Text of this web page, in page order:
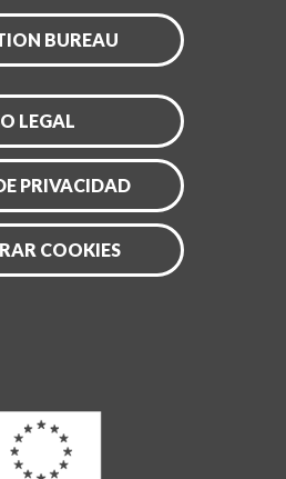
BUREAU
LEGAL
PRIVACIDAD
COOKIES